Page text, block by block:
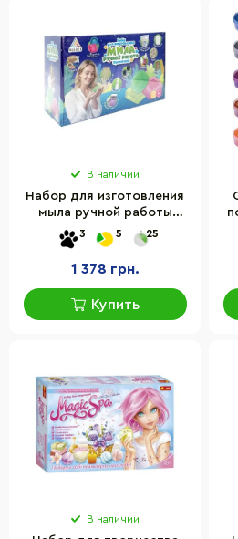
В наличии
Набор для изготовления
мыла ручной работы
Органический Alexes SBM-
001
3 5 25
1 378 грн.
Купить
В наличии